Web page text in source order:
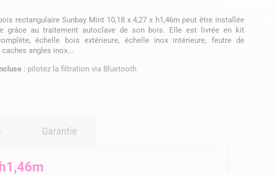
rectangulaire Sunbay Mint 10,18 x 4,27 x h1,46m peut être installée
grâce au traitement autoclave de son bois. Elle est livrée en kit
échelle bois extérieure, échelle inox intérieure, feutre de
angles inox...
: pilotez la filtration via Bluetooth
Garantie